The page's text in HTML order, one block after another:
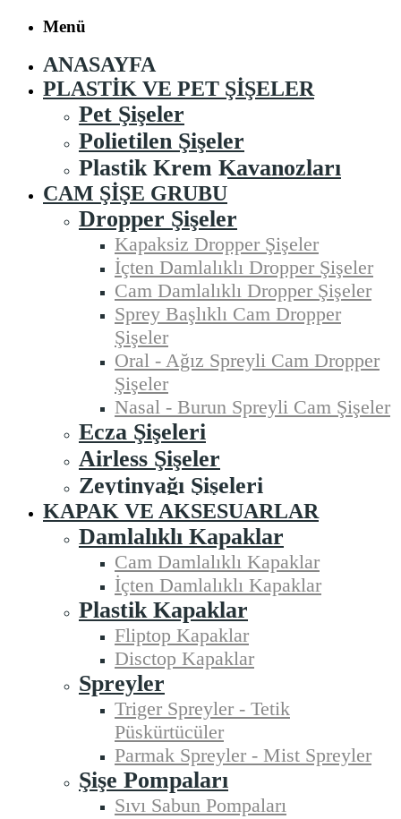
Menü
ANASAYFA
PLASTIK VE PET ŞIŞELER
Pet Şişeler
Polietilen Şişeler
Plastik Krem Kavanozları
CAM ŞIŞE GRUBU
Dropper Şişeler
Kapaksiz Dropper Şişeler
İçten Damlalıklı Dropper Şişeler
Cam Damlalıklı Dropper Şişeler
Sprey Başlıklı Cam Dropper
Şişeler
Oral - Ağız Spreyli Cam Dropper
Şişeler
Nasal - Burun Spreyli Cam Şişeler
Ecza Şişeleri
Airless Şişeler
Zeytinyağı Şişeleri
KAPAK VE AKSESUARLAR
Damlalıklı Kapaklar
Cam Damlalıklı Kapaklar
İçten Damlalıklı Kapaklar
Plastik Kapaklar
Fliptop Kapaklar
Disctop Kapaklar
Spreyler
Triger Spreyler - Tetik
Püskürtücüler
Parmak Spreyler - Mist Spreyler
Şişe Pompaları
Sıvı Sabun Pompaları